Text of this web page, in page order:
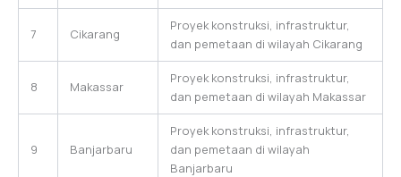
7 Cikarang
Proyek konstruksi, infrastruktur,
dan pemetaan di wilayah Cikarang
8 Makassar
Proyek konstruksi, infrastruktur,
dan pemetaan di wilayah Makassar
9 Banjarbaru
Proyek konstruksi, infrastruktur,
dan pemetaan di wilayah
Banjarbaru